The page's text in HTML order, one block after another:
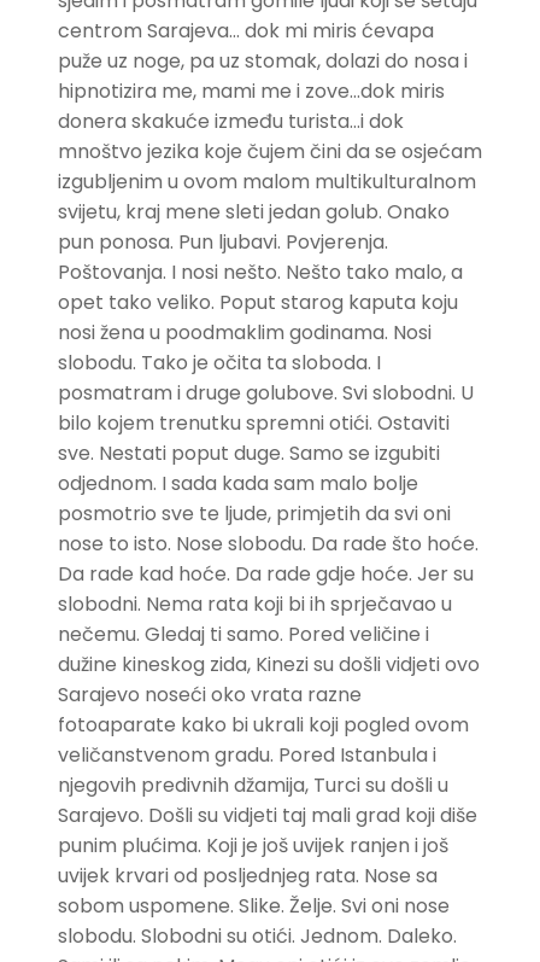
centrom Sarajeva… dok mi miris ćevapa
puže uz noge, pa uz stomak, dolazi do nosa i
hipnotizira me, mami me i zove…dok miris
donera skakuće između turista…i dok
mnoštvo jezika koje čujem čini da se osjećam
izgubljenim u ovom malom multikulturalnom
svijetu, kraj mene sleti jedan golub. Onako
pun ponosa. Pun ljubavi. Povjerenja.
Poštovanja. I nosi nešto. Nešto tako malo, a
opet tako veliko. Poput starog kaputa koju
nosi žena u poodmaklim godinama. Nosi
slobodu. Tako je očita ta sloboda. I
posmatram i druge golubove. Svi slobodni. U
bilo kojem trenutku spremni otići. Ostaviti
sve. Nestati poput duge. Samo se izgubiti
odjednom. I sada kada sam malo bolje
posmotrio sve te ljude, primjetih da svi oni
nose to isto. Nose slobodu. Da rade što hoće.
Da rade kad hoće. Da rade gdje hoće. Jer su
slobodni. Nema rata koji bi ih sprječavao u
nečemu. Gledaj ti samo. Pored veličine i
dužine kineskog zida, Kinezi su došli vidjeti ovo
Sarajevo noseći oko vrata razne
fotoaparate kako bi ukrali koji pogled ovom
veličanstvenom gradu. Pored Istanbula i
njegovih predivnih džamija, Turci su došli u
Sarajevo. Došli su vidjeti taj mali grad koji diše
punim plućima. Koji je još uvijek ranjen i još
uvijek krvari od posljednjeg rata. Nose sa
sobom uspomene. Slike. Želje. Svi oni nose
slobodu. Slobodni su otići. Jednom. Daleko.